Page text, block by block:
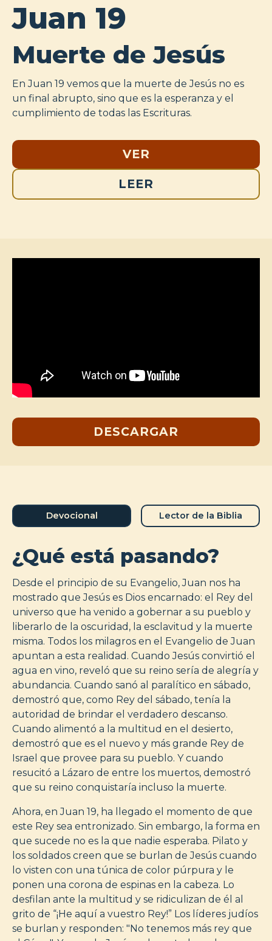
Juan 19
Muerte de Jesús
En Juan 19 vemos que la muerte de Jesús no es
un final abrupto, sino que es la esperanza y el
cumplimiento de todas las Escrituras.
VER
LEER
DESCARGAR
Devocional Lector de la Biblia
¿Qué está pasando?
Desde el principio de su Evangelio, Juan nos ha
mostrado que Jesús es Dios encarnado: el Rey del
universo que ha venido a gobernar a su pueblo y
liberarlo de la oscuridad, la esclavitud y la muerte
misma. Todos los milagros en el Evangelio de Juan
apuntan a esta realidad. Cuando Jesús convirtió el
agua en vino, reveló que su reino sería de alegría y
abundancia. Cuando sanó al paralítico en sábado,
demostró que, como Rey del sábado, tenía la
autoridad de brindar el verdadero descanso.
Cuando alimentó a la multitud en el desierto,
demostró que es el nuevo y más grande Rey de
Israel que provee para su pueblo. Y cuando
resucitó a Lázaro de entre los muertos, demostró
que su reino conquistaría incluso la muerte.
Ahora, en Juan 19, ha llegado el momento de que
este Rey sea entronizado. Sin embargo, la forma en
que sucede no es la que nadie esperaba. Pilato y
los soldados creen que se burlan de Jesús cuando
lo visten con una túnica de color púrpura y le
ponen una corona de espinas en la cabeza. Lo
desfilan ante la multitud y se ridiculizan de él al
grito de “¡He aquí a vuestro Rey!” Los líderes judíos
se burlan y responden: "No tenemos más rey que